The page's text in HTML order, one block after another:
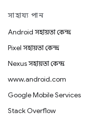
সাহায্য পান
Android সহায়তা কেন্দ্র
Pixel সহায়তা কেন্দ্র
Nexus সহায়তা কেন্দ্র
www.android.com
Google Mobile Services
Stack Overflow